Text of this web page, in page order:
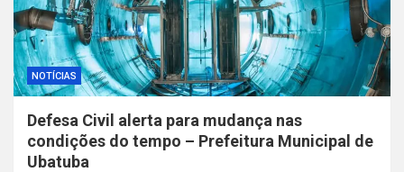
NOTÍCIAS
Defesa Civil alerta para mudança nas
condições do tempo – Prefeitura Municipal de
Ubatuba